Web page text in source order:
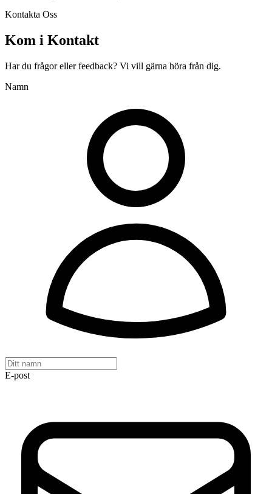
Kontakta Oss
Kom i Kontakt
Har du frågor eller feedback? Vi vill gärna höra från dig.
Namn
E-post